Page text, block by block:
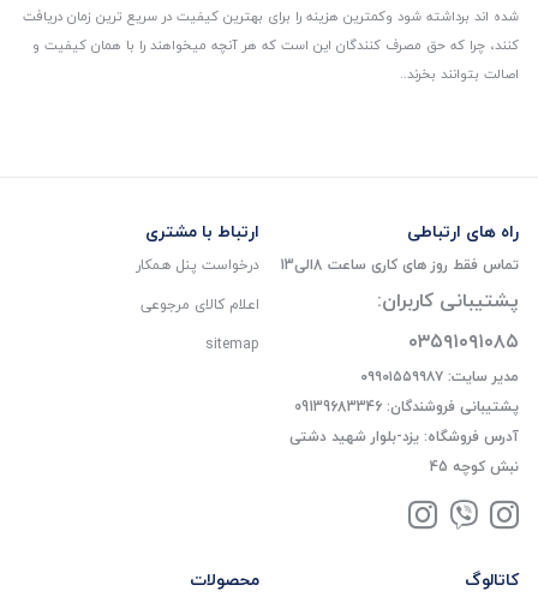
شده اند برداشته شود و‌کمترین هزینه را برای بهترین کیفیت در سریع ترین زمان دریافت
کنند، چرا که حق مصرف کنندگان این است که هر آنچه میخواهند را با همان کیفیت و
اصالت بتوانند بخرند..
راه های ارتباطی
تماس فقط روز های کاری ساعت 8الی13
پشتیبانی کاربران:
۰۳۵۹۱۰۹۱۰۸۵
مدیر سایت: ۰۹۹۰۱۵۵۹۹۸۷
پشتیبانی فروشندگان: 09139683346
آدرس فروشگاه: یزد-بلوار شهید دشتی
نبش کوچه 45
ارتباط با مشتری
درخواست پنل همکار
اعلام کالای مرجوعی
sitemap
کاتالوگ محصولات